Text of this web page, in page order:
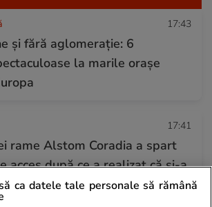
17:43
și fără aglomerație: 6
la marile orașe
17:41
rame Alstom Coradia a spart
acces după ce a realizat că și-a
ca datele tale personale să rămână